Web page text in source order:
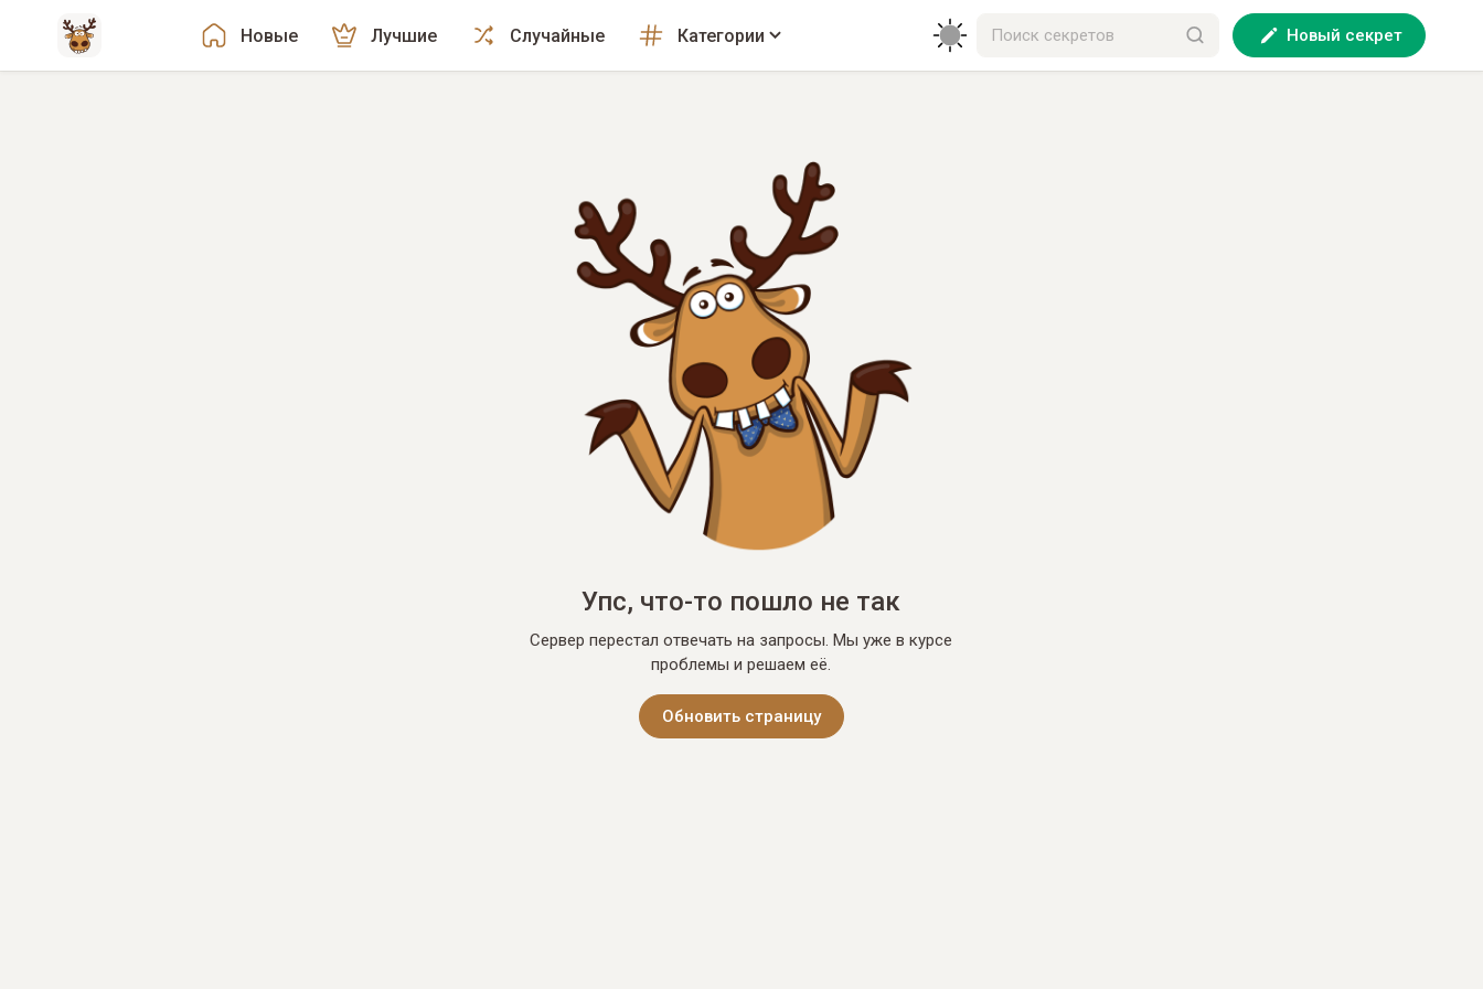
Новые Лучшие Случайные Категории Новый секрет
Упс, что-то пошло не так
Сервер перестал отвечать на запросы. Мы уже в курсе
проблемы и решаем её.
Обновить страницу